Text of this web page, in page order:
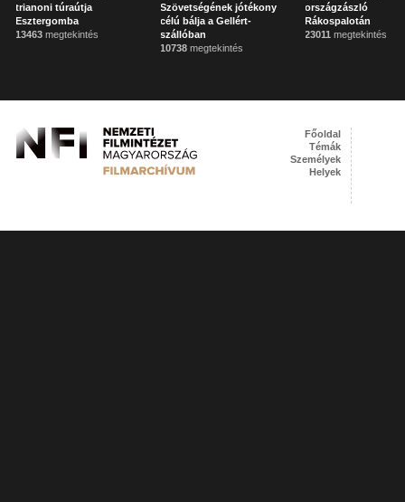
trianoni túraútja
Esztergomba
13463 megtekintés
Szövetségének jótékony
célú bálja a Gellért-
szállóban
10738 megtekintés
országzászló
Rákospalotán
23011 megtekintés
Főoldal
Témák
Személyek
Helyek